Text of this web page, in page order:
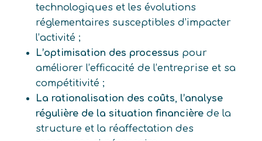
technologiques et les évolutions
réglementaires susceptibles d’impacter
l’activité ;
L’optimisation des processus pour
améliorer l’efficacité de l’entreprise et sa
compétitivité ;
La rationalisation des coûts, l’analyse
régulière de la situation financièrede la
structure et la réaffectation des